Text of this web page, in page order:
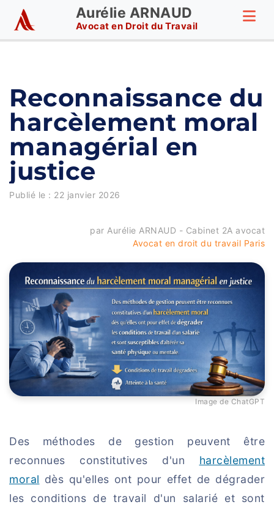
Aurélie ARNAUD
Avocat en Droit du Travail
Reconnaissance du
harcèlement moral
managérial en
justice
Publié le : 22 janvier 2026
par Aurélie ARNAUD - Cabinet 2A avocat
Avocat en droit du travail Paris
Image de ChatGPT
Des méthodes de gestion peuvent être
reconnues constitutives d'un harcèlement
moral dès qu'elles ont pour effet de dégrader
les conditions de travail d'un salarié et sont